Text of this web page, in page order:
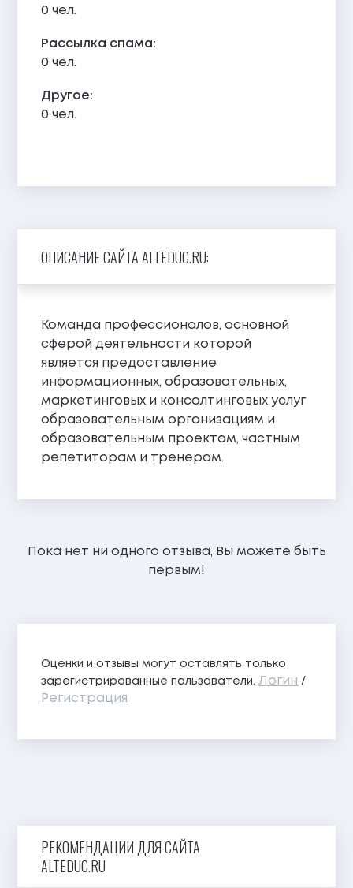
0 чел.
Рассылка спама:
0 чел.
Другое:
0 чел.
ОПИСАНИЕ САЙТА ALTEDUC.RU:
Команда профессионалов, основной
сферой деятельности которой
является предоставление
информационных, образовательных,
маркетинговых и консалтинговых услуг
образовательным организациям и
образовательным проектам, частным
репетиторам и тренерам.
Пока нет ни одного отзыва, Вы можете быть
первым!
Оценки и отзывы могут оставлять только
зарегистрированные пользователи.Логин /
Регистрация
РЕКОМЕНДАЦИИ ДЛЯ САЙТА
ALTEDUC.RU